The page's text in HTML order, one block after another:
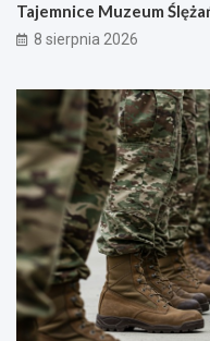
Tajemnice Muzeum
8 sierpnia 2026